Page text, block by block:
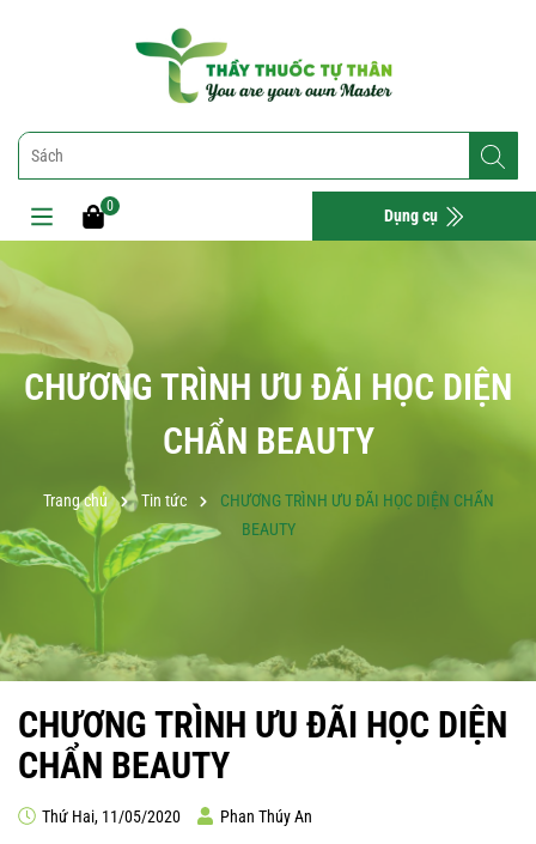
0 Dụng cụ
CHƯƠNG TRÌNH ƯU ĐÃI HỌC DIỆN
CHẨN BEAUTY
Trang chủ Tin tức
CHƯƠNG TRÌNH ƯU ĐÃI HỌC DIỆN CHẨN
BEAUTY
CHƯƠNG TRÌNH ƯU ĐÃI HỌC DIỆN
CHẨN BEAUTY
Thứ Hai, 11/05/2020
Phan Thúy An